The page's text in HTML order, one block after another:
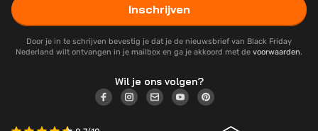
Inschrijven
Door je in te schrijven bevestig je dat je de nieuwsbrief van Black Friday
Nederland wilt ontvangen in je mailbox en ga je akkoord met de voorwaarden.
Wil je ons volgen?